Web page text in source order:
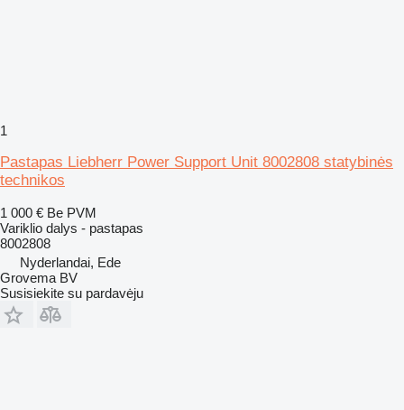
1
Pastapas Liebherr Power Support Unit 8002808 statybinės
technikos
1 000 € Be PVM
Variklio dalys - pastapas
8002808
Nyderlandai, Ede
Grovema BV
Susisiekite su pardavėju